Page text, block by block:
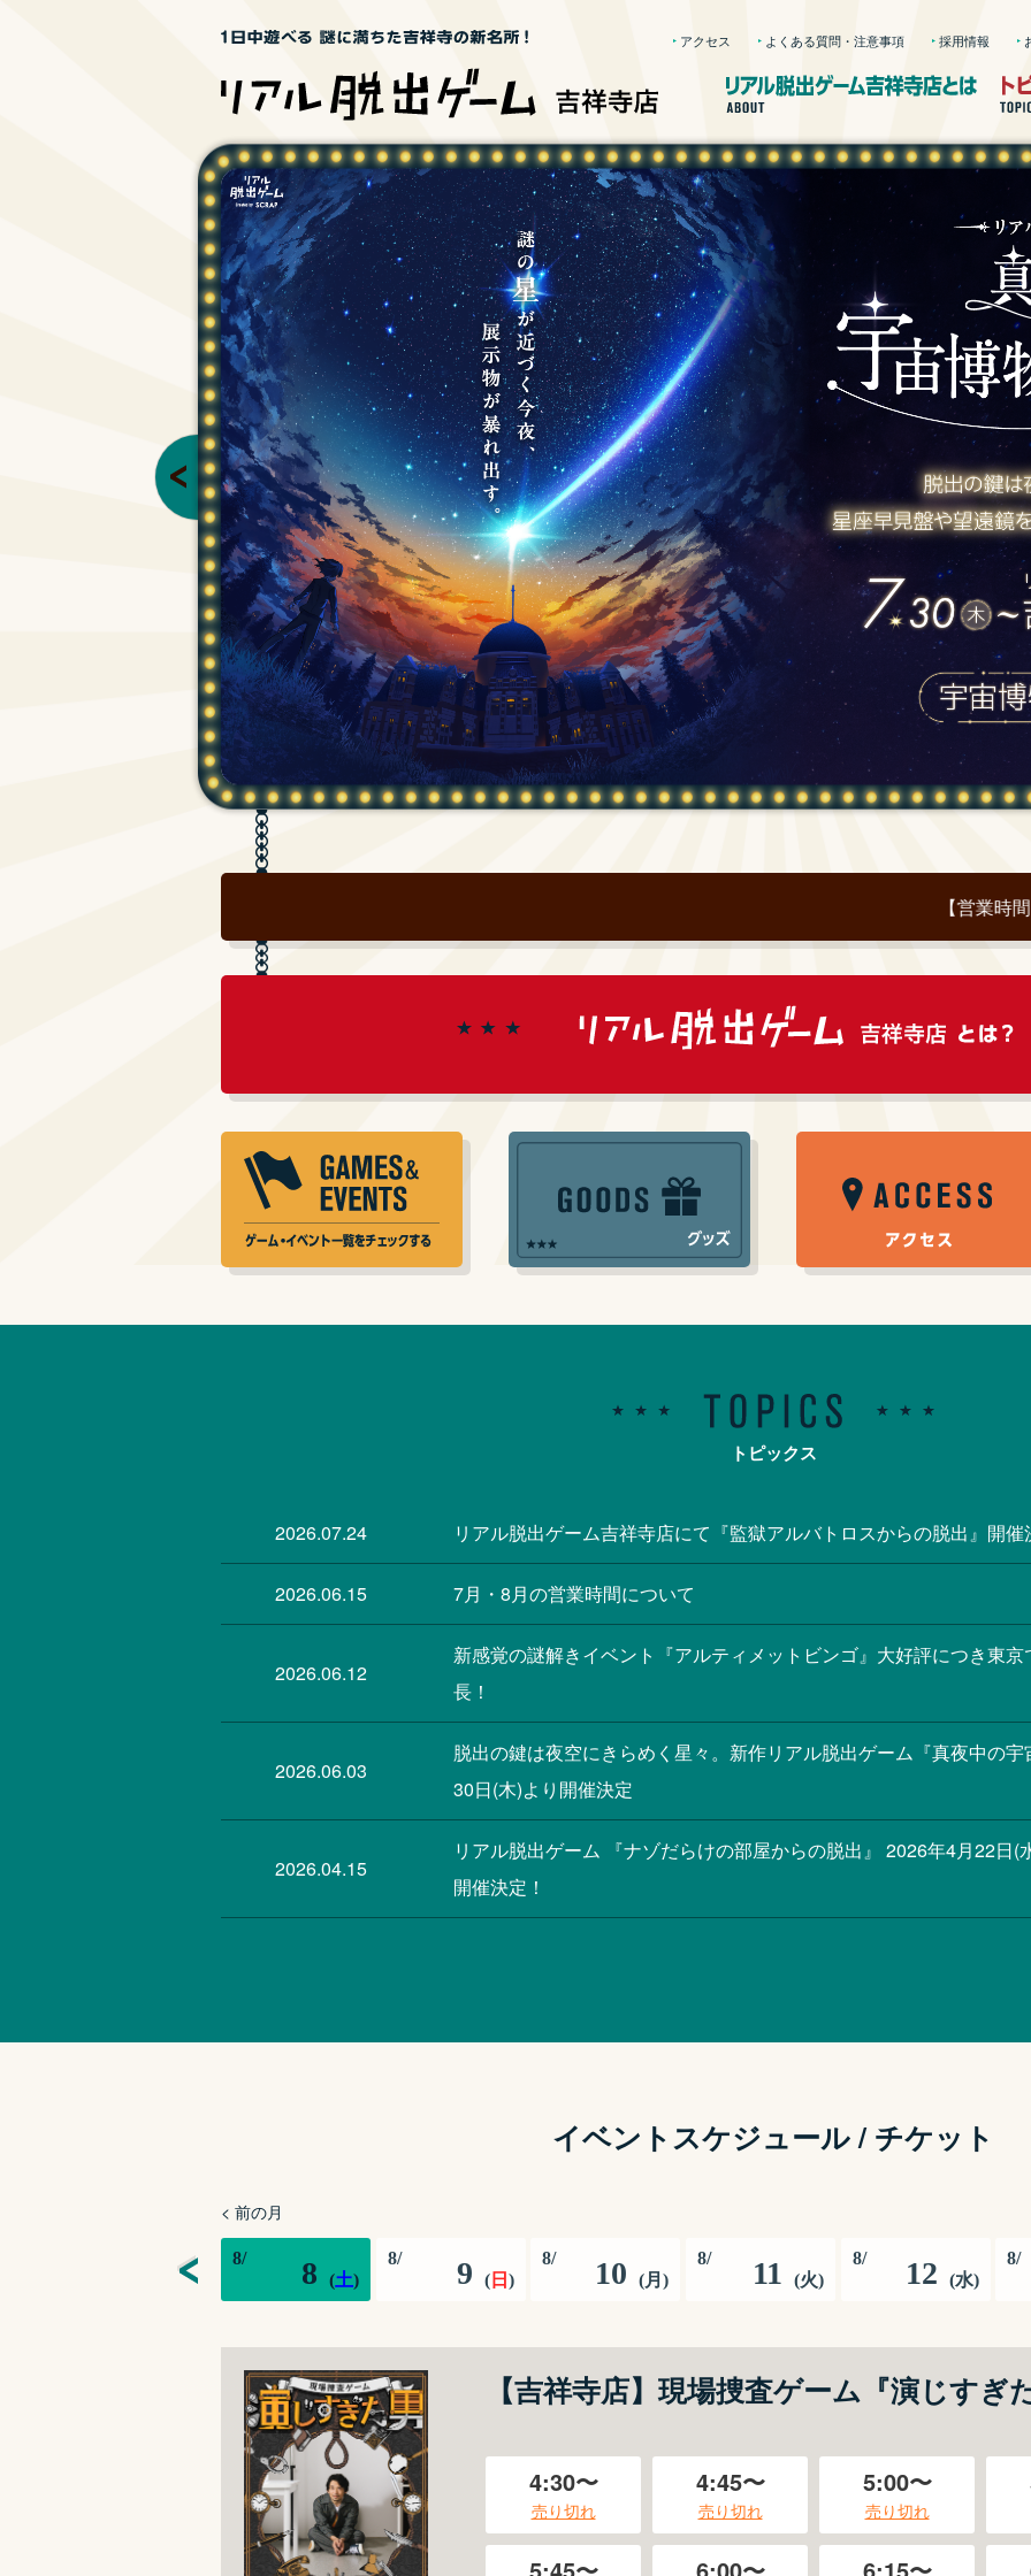
アクセス よくある質問・注意事項 採用情報
【営業時間】月〜金
トピックス
2026.07.24 リアル脱出ゲーム吉祥寺店にて『監獄アルバトロスからの脱出』開催
2026.06.15 7月・8月の営業時間について
2026.06.12
新感覚の謎解きイベント『アルティメットビンゴ』大好評につき東
長！
2026.06.03
脱出の鍵は夜空にきらめく星々。新作リアル脱出ゲーム『真夜中の
30日(木)より開催決定
2026.04.15
リアル脱出ゲーム 『ナゾだらけの部屋からの脱出』 2026年4月22日
開催決定！
イベントスケジュール / チケット
< 前の月
8/ 8 (土)
8/ 9 (日 )
8/ 10 (月)
8/ 11 (火)
8/ 12 (水)
8/
【吉祥寺店】現場捜査ゲーム『演じすぎ
4:30〜
売り切れ
4:45〜
売り切れ
5:00〜
売り切れ
5:45〜 6:00〜 6:15〜